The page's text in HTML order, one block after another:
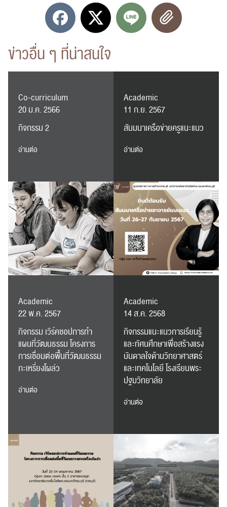
ค้นหา
สำหรับ:
ข่าวอื่น ๆ ที่น่าสนใจ
Co-curriculum
20 ม.ค. 2566
กิจกรรม 2
อ่านต่อ
Academic
11 ก.ย. 2567
สัมมนาเครือข่ายครูแนะแนว
อ่านต่อ
Academic
22 พ.ค. 2567
กิจกรรม เวิร์คชอปการทำ
แผนที่วัฒนธรรม โครงการ
การเชื่อมต่อพื้นที่วัฒนธรรม
กะเหรี่ยงโผล่ว
อ่านต่อ
Academic
14 ส.ค. 2568
กิจกรรมแนะแนวการเรียนรู้
และทัศนศึกษาเพื่อสร้างแรง
บันดาลใจด้านวิทยาศาสตร์
และเทคโนโลยี โรงเรียนพระ
ปฐมวิทยาลัย
อ่านต่อ
RC Activity
ปฏิทิน